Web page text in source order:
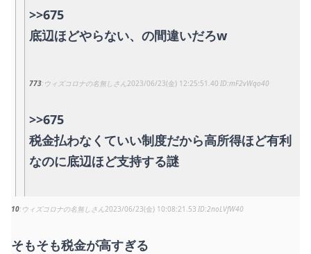
>>675
底辺ほどやらない、の間違いだろw
773 ウィズコロナの名無しさん 2023/06/23(金) 12:25:51.40 mF2vWqo40
>>675
税金払わなくていい制度だから高所得ほど有利
なのに底辺ほど支持する謎
10 ウィズコロナの名無しさん 2023/06/23(金) 10:08:21.53 2noLVfW40
そもそも税金が高すぎる